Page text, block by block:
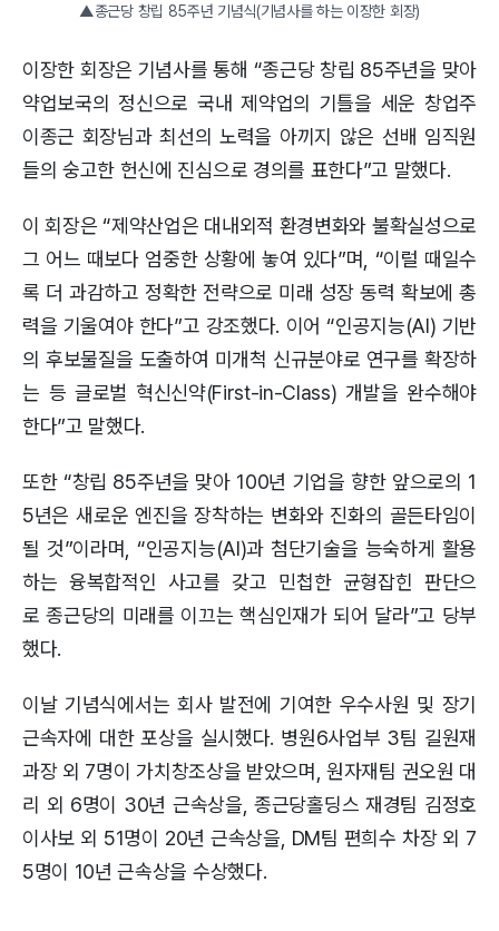
▲종근당 창립 85주년 기념식(기념사를 하는 이장한 회장)
이장한 회장은 기념사를 통해 “종근당 창립 85주년을 맞아
약업보국의 정신으로 국내 제약업의 기틀을 세운 창업주
이종근 회장님과 최선의 노력을 아끼지 않은 선배 임직원
들의 숭고한 헌신에 진심으로 경의를 표한다”고 말했다.
이 회장은 “제약산업은 대내외적 환경변화와 불확실성으로
그 어느 때보다 엄중한 상황에 놓여 있다”며, “이럴 때일수
록 더 과감하고 정확한 전략으로 미래 성장 동력 확보에 총
력을 기울여야 한다”고 강조했다. 이어 “인공지능(AI) 기반
의 후보물질을 도출하여 미개척 신규분야로 연구를 확장하
는 등 글로벌 혁신신약(First-in-Class) 개발을 완수해야
한다”고 말했다.
또한 “창립 85주년을 맞아 100년 기업을 향한 앞으로의 1
5년은 새로운 엔진을 장착하는 변화와 진화의 골든타임이
될 것”이라며, “인공지능(AI)과 첨단기술을 능숙하게 활용
하는 융복합적인 사고를 갖고 민첩한 균형잡힌 판단으
로 종근당의 미래를 이끄는 핵심인재가 되어 달라”고 당부
했다.
이날 기념식에서는 회사 발전에 기여한 우수사원 및 장기
근속자에 대한 포상을 실시했다. 병원6사업부 3팀 길원재
과장 외 7명이 가치창조상을 받았으며, 원자재팀 권오원 대
리 외 6명이 30년 근속상을, 종근당홀딩스 재경팀 김정호
이사보 외 51명이 20년 근속상을, DM팀 편희수 차장 외 7
5명이 10년 근속상을 수상했다.